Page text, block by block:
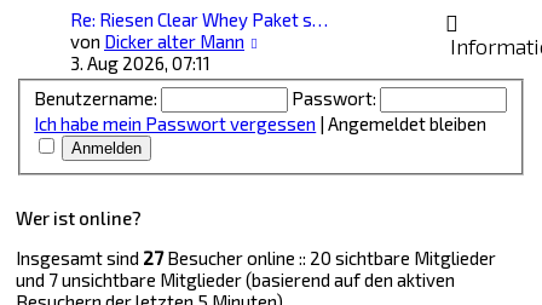
Re: Riesen Clear Whey Paket s…
von Dicker alter Mann
3. Aug 2026, 07:11
Benutzername:
Passwort:
Ich habe mein Passwort vergessen | Angemeldet bleiben
Wer ist online?
Insgesamt sind 27Besucher online :: 20 sichtbare Mitglieder
und 7 unsichtbare Mitglieder (basierend auf den aktiven